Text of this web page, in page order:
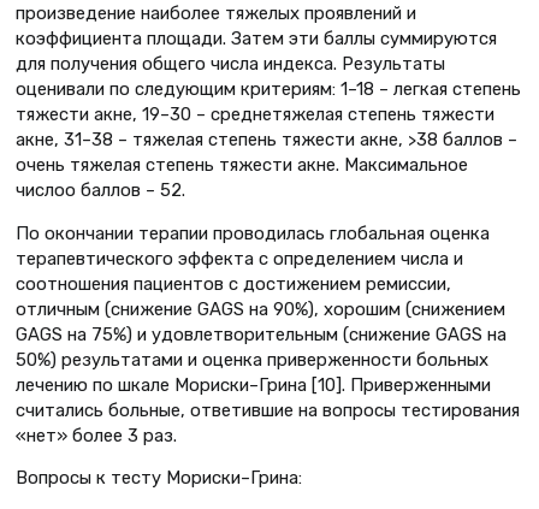
произведение наиболее тяжелых проявлений и
коэффициента площади. Затем эти баллы суммируются
для получения общего числа индекса. Результаты
оценивали по следующим критериям: 1–18 – легкая степень
тяжести акне, 19–30 – среднетяжелая степень тяжести
акне, 31–38 – тяжелая степень тяжести акне, >38 баллов –
очень тяжелая степень тяжести акне. Максимальное
числоо баллов – 52.
По окончании терапии проводилась глобальная оценка
терапевтического эффекта с определением числа и
соотношения пациентов с достижением ремиссии,
отличным (снижение GAGS на 90%), хорошим (снижением
GAGS на 75%) и удовлетворительным (снижение GAGS на
50%) результатами и оценка приверженности больных
лечению по шкале Мориски–Грина [10]. Приверженными
считались больные, ответившие на вопросы тестирования
«нет» более 3 раз.
Вопросы к тесту Мориски–Грина: